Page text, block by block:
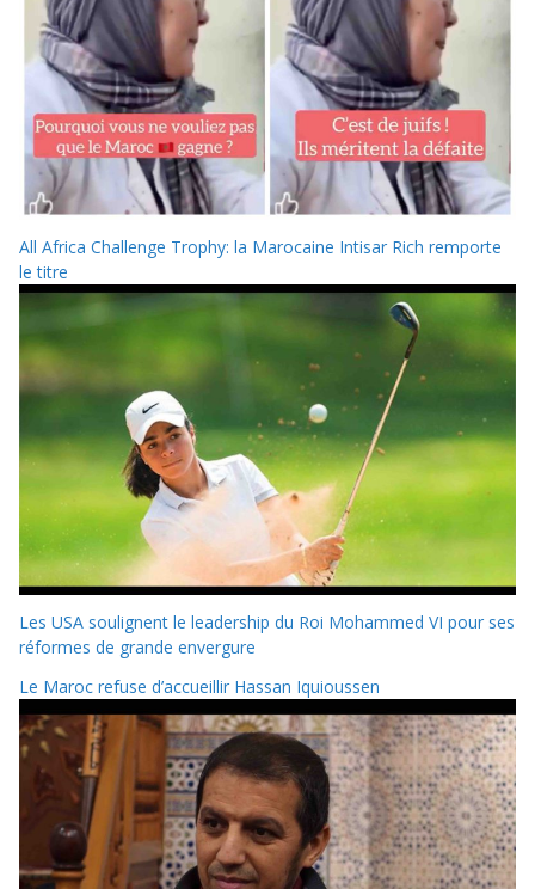
All Africa Challenge Trophy: la Marocaine Intisar Rich remporte
le titre
Les USA soulignent le leadership du Roi Mohammed VI pour ses
réformes de grande envergure
Le Maroc refuse d’accueillir Hassan Iquioussen